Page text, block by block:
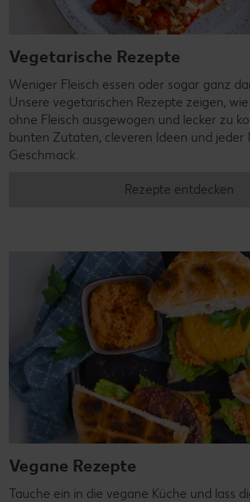
Vegetarische Rezepte
Weniger Fleisch essen oder sogar ganz
Unsere vegetarischen Rezepte zeigen,
ohne Fleisch ausgewogen und lecker zu
bunten Zutaten, cleveren Ideen und jeder
Geschmack.
Rezepte entdecken
Vegane Rezepte
Tauche ein in die vegane Küche und lass